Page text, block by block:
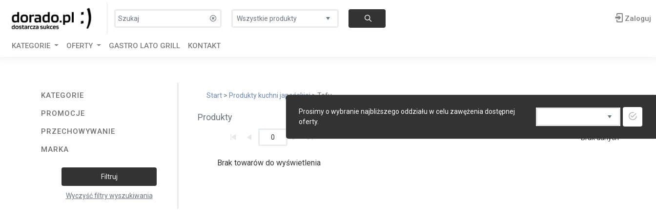
Wszystkie produkty Zaloguj
KATEGORIE OFERTY GASTRO LATO GRILL KONTAKT
Prosimy o wybranie najbliższego oddziału w celu zawężenia dostępnej
oferty.
KATEGORIE
PROMOCJE
PRZECHOWYWANIE
MARKA
Filtruj
Wyczyść filtry wyszukiwania
Start > Produkty kuchni japońskiej> Tofu
Produkty
0 Brak danych
Brak towarów do wyświetlenia